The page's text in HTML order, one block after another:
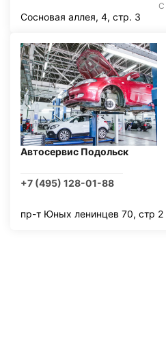
С
Сосновая аллея, 4, стр. 3
Автосервис Подольск
+7 (495) 128-01-88
пр-т Юных ленинцев 70, стр 2